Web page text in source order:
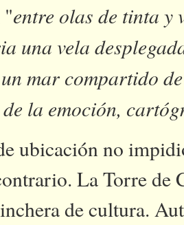
entre olas de tinta y
una vela
mar compartido
de la emoción,
ubicación no
La Torre de
de cultura.